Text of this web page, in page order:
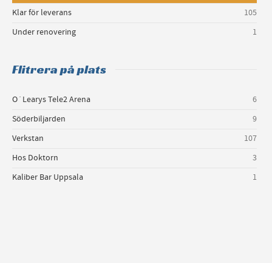
Klar för leverans
105
Under renovering
1
Flitrera på plats
O´Learys Tele2 Arena
6
Söderbiljarden
9
Verkstan
107
Hos Doktorn
3
Kaliber Bar Uppsala
1